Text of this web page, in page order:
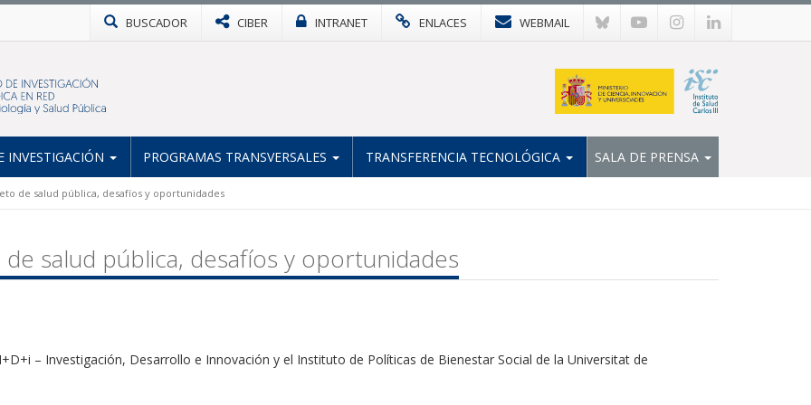
BUSCADOR CIBER INTRANET ENLACES WEBMAIL
INVESTIGACIÓN PROGRAMAS TRANSVERSALES TRANSFERENCIA TECNOLÓGICA SALA DE PRENSA
de salud pública, desafíos y oportunidades
salud pública, desafíos y oportunidades
– Investigación, Desarrollo e Innovación y el Instituto de Políticas de Bienestar Social de la Universitat de